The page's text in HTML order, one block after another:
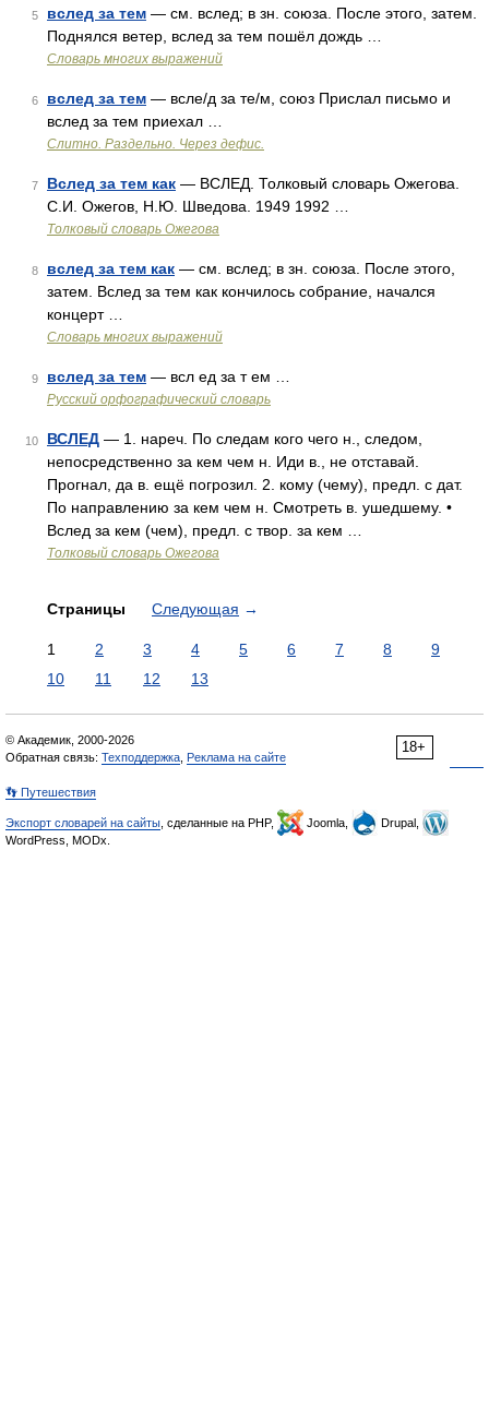
5 вслед за тем — см. вслед; в зн. союза. После этого, затем.
Поднялся ветер, вслед за тем пошёл дождь …
Словарь многих выражений
6 вслед за тем — всле/д за те/м, союз Прислал письмо и
вслед за тем приехал …
Слитно. Раздельно. Через дефис.
7 Вслед за тем как — ВСЛЕД. Толковый словарь Ожегова.
С.И. Ожегов, Н.Ю. Шведова. 1949 1992 …
Толковый словарь Ожегова
8 вслед за тем как — см. вслед; в зн. союза. После этого,
затем. Вслед за тем как кончилось собрание, начался
концерт …
Словарь многих выражений
9 вслед за тем — всл ед за т ем …
Русский орфографический словарь
10 ВСЛЕД — 1. нареч. По следам кого чего н., следом,
непосредственно за кем чем н. Иди в., не отставай.
Прогнал, да в. ещё погрозил. 2. кому (чему), предл. с дат.
По направлению за кем чем н. Смотреть в. ушедшему. •
Вслед за кем (чем), предл. с твор. за кем …
Толковый словарь Ожегова
Страницы Следующая →
1 2 3 4 5 6 7 8
9
10
11 12 13
18+
© Академик, 2000-2026
Обратная связь: Техподдержка Реклама на сайте
👣 Путешествия
Экспорт словарей на сайты , сделанные на PHP, Joomla,
Drupal,
WordPress, MODx.